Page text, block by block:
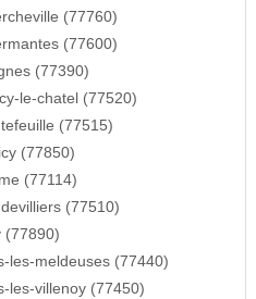
(77760)
(77600)
(77390)
le-chatel (77520)
(77515)
(77850)
(77114)
(77510)
(77890)
les-meldeuses (77440)
les-villenoy (77450)